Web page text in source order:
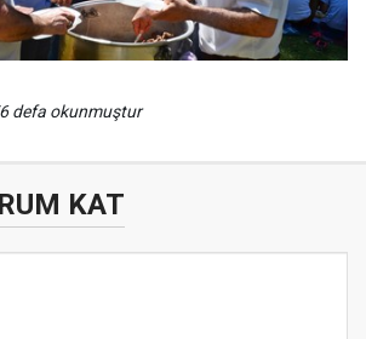
defa okunmuştur
KAT